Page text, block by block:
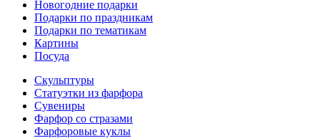
Новогодние подарки
Подарки по праздникам
Подарки по тематикам
Картины
Посуда
Скульптуры
Статуэтки из фарфора
Сувениры
Фарфор со стразами
Фарфоровые куклы